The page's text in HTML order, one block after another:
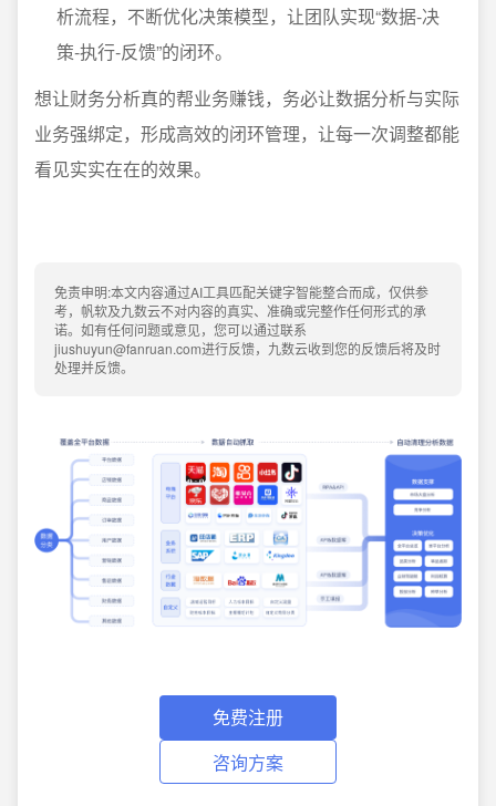
析流程，不断优化决策模型，让团队实现“数据-决
策-执行-反馈”的闭环。
想让财务分析真的帮业务赚钱，务必让数据分析与实际
业务强绑定，形成高效的闭环管理，让每一次调整都能
看见实实在在的效果。
免责申明:本文内容通过AI工具匹配关键字智能整合而成，仅供参
考，帆软及九数云不对内容的真实、准确或完整作任何形式的承
诺。如有任何问题或意见，您可以通过联系
jiushuyun@fanruan.com进行反馈，九数云收到您的反馈后将及时
处理并反馈。
免费注册
咨询方案